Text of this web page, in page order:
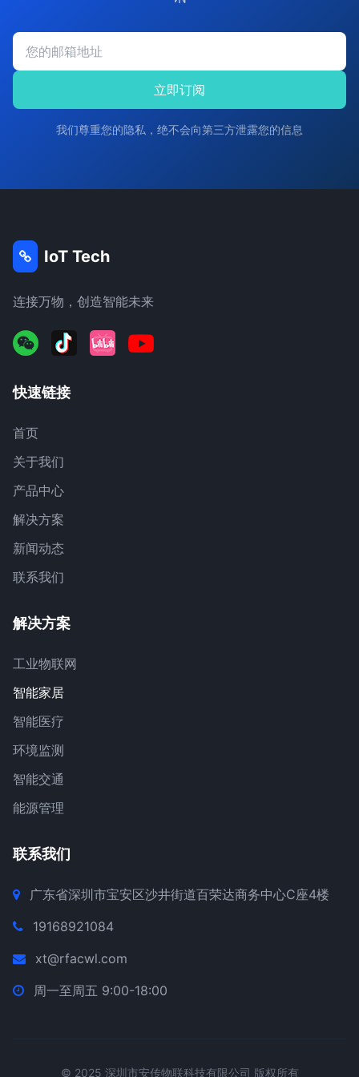
立即订阅
我们尊重您的隐私，绝不会向第三方泄露您的信息
IoT Tech
连接万物，创造智能未来
快速链接
首页
关于我们
产品中心
解决方案
新闻动态
联系我们
解决方案
工业物联网
智能家居
智能医疗
环境监测
智能交通
能源管理
联系我们
广东省深圳市宝安区沙井街道百荣达商务中心C座4楼
19168921084
xt@rfacwl.com
周一至周五 9:00-18:00
© 2025 深圳市安传物联科技有限公司 版权所有